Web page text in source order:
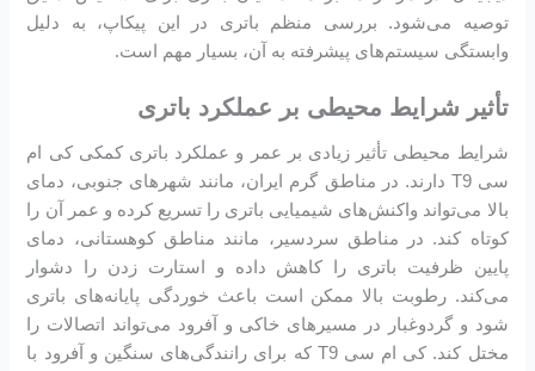
توصیه می‌شود. بررسی منظم باتری در این پیکاپ، به دلیل
وابستگی سیستم‌های پیشرفته به آن، بسیار مهم است.
تأثیر شرایط محیطی بر عملکرد باتری
شرایط محیطی تأثیر زیادی بر عمر و عملکرد باتری کمکی کی ام
سی T9 دارند. در مناطق گرم ایران، مانند شهرهای جنوبی، دمای
بالا می‌تواند واکنش‌های شیمیایی باتری را تسریع کرده و عمر آن را
کوتاه کند. در مناطق سردسیر، مانند مناطق کوهستانی، دمای
پایین ظرفیت باتری را کاهش داده و استارت زدن را دشوار
می‌کند. رطوبت بالا ممکن است باعث خوردگی پایانه‌های باتری
شود و گردوغبار در مسیرهای خاکی و آفرود می‌تواند اتصالات را
مختل کند. کی ام سی T9 که برای رانندگی‌های سنگین و آفرود با